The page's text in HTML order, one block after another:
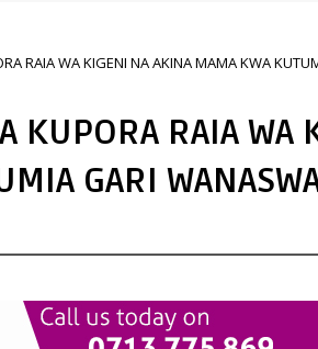
RAIA WA KIGENI NA AKINA MAMA KWA
KUPORA RAIA WA
GARI